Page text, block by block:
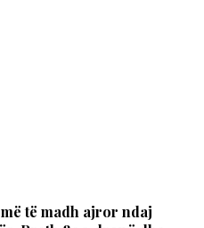
të madh ajror ndaj